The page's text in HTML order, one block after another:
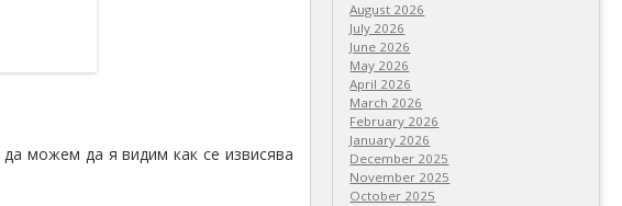
можем да я видим как се извисява
August 2026
July 2026
June 2026
May 2026
April 2026
March 2026
February 2026
January 2026
December 2025
November 2025
October 2025